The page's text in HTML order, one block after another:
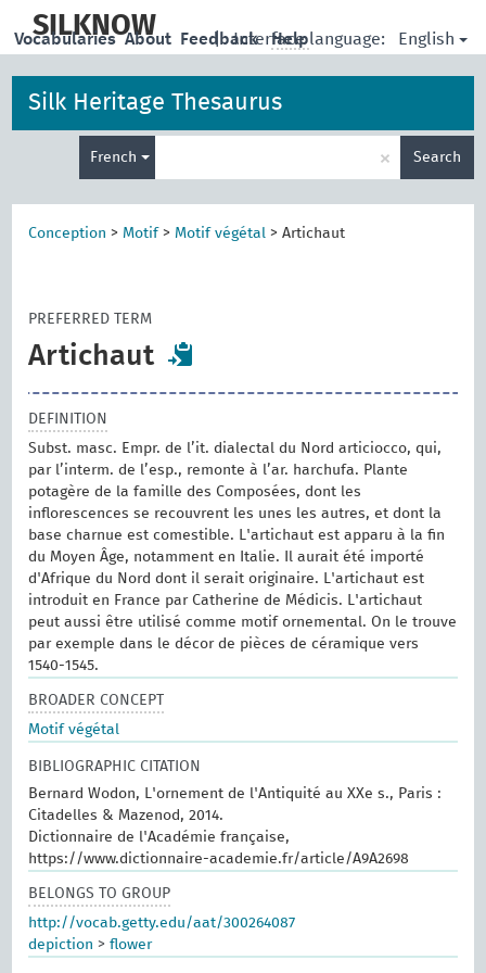
main
SILKNOW | Interface language: English
Vocabularies About Feedback Help
Silk Heritage Thesaurus
French × Search
Conception > Motif > Motif végétal >Artichaut
PREFERRED TERM
Artichaut
DEFINITION
Subst. masc. Empr. de l’it. dialectal du Nord articiocco, qui,
par l’interm. de l’esp., remonte à l’ar. harchufa. Plante
potagère de la famille des Composées, dont les
inflorescences se recouvrent les unes les autres, et dont la
base charnue est comestible. L'artichaut est apparu à la fin
du Moyen Âge, notamment en Italie. Il aurait été importé
d'Afrique du Nord dont il serait originaire. L'artichaut est
introduit en France par Catherine de Médicis. L'artichaut
peut aussi être utilisé comme motif ornemental. On le trouve
par exemple dans le décor de pièces de céramique vers
1540-1545.
BROADER CONCEPT
Motif végétal
BIBLIOGRAPHIC CITATION
Bernard Wodon, L'ornement de l'Antiquité au XXe s., Paris :
Citadelles & Mazenod, 2014.
Dictionnaire de l'Académie française,
https://www.dictionnaire-academie.fr/article/A9A2698
BELONGS TO GROUP
http://vocab.getty.edu/aat/300264087
depiction >flower